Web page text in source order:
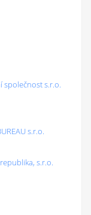
společnost s.r.o.
s.r.o.
s.r.o.